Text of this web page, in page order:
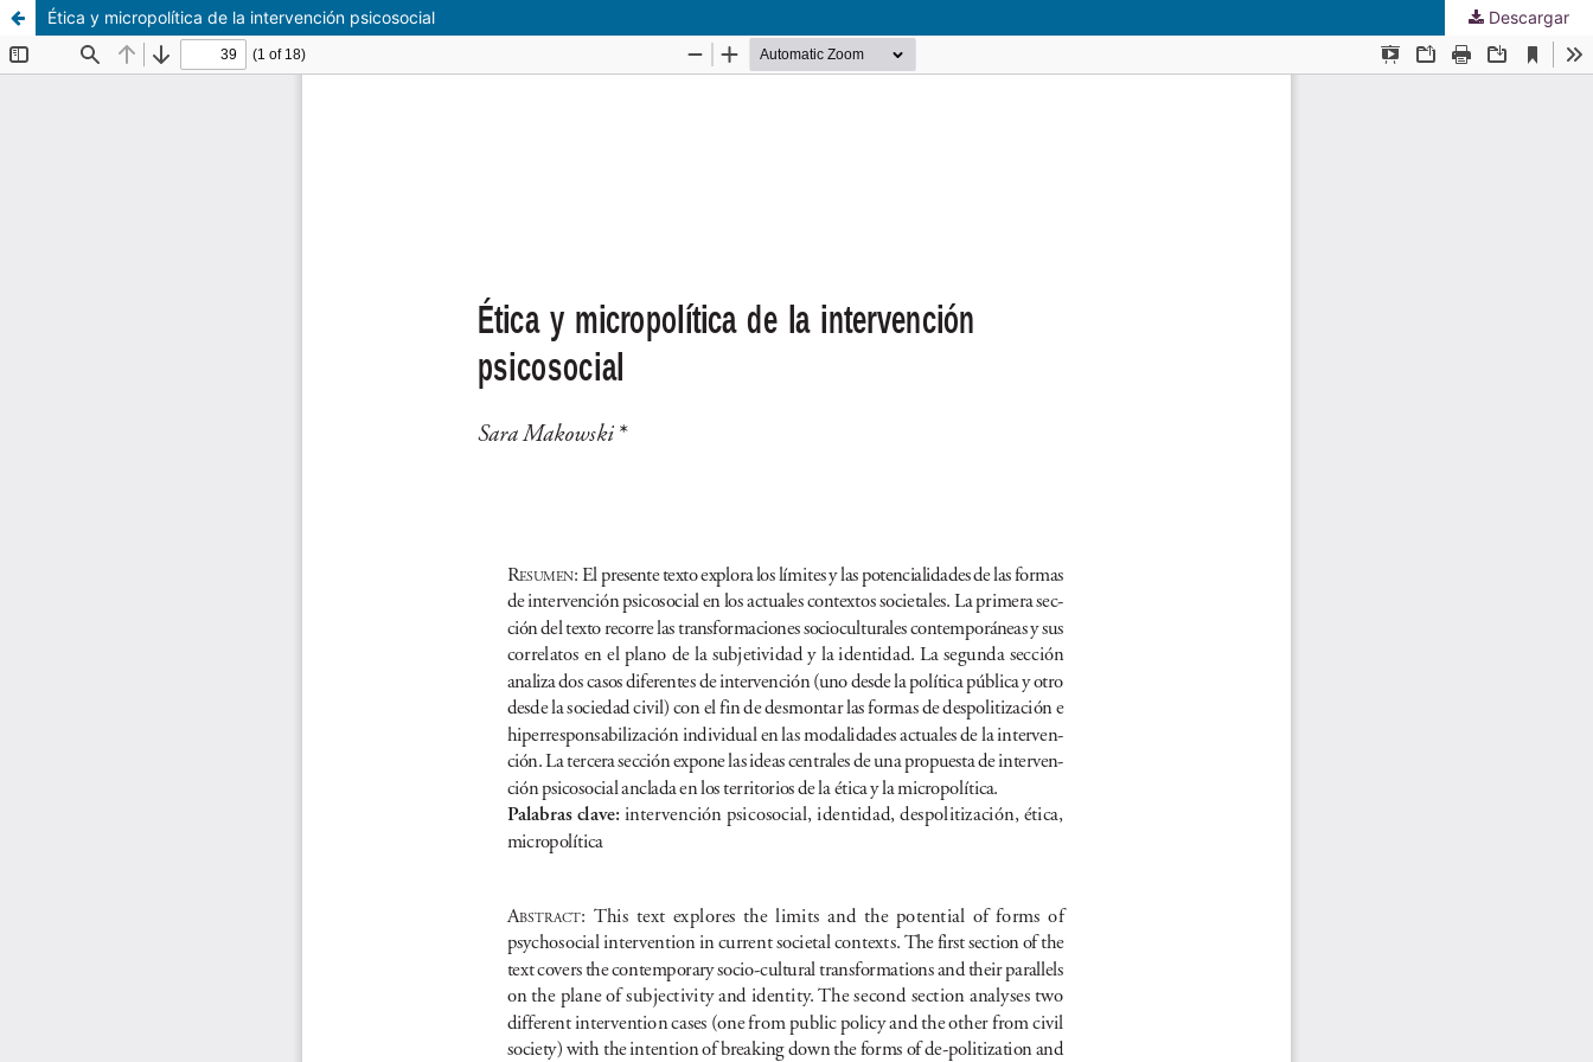
Ética y micropolítica de la intervención psicosocial Descargar